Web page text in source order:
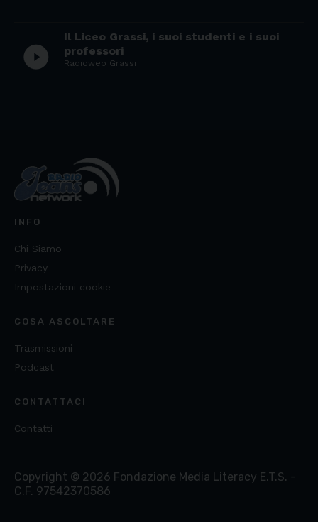
play_circle_filled
Il Liceo Grassi, i suoi studenti e i suoi
professori
Radioweb Grassi
INFO
Chi Siamo
Privacy
Impostazioni cookie
COSA ASCOLTARE
Trasmissioni
Podcast
CONTATTACI
Contatti
Copyright © 2026 Fondazione Media Literacy E.T.S. -
C.F. 97542370586